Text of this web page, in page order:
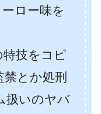
ロー味を
特技をコピ
とか処刑
扱いのヤバ